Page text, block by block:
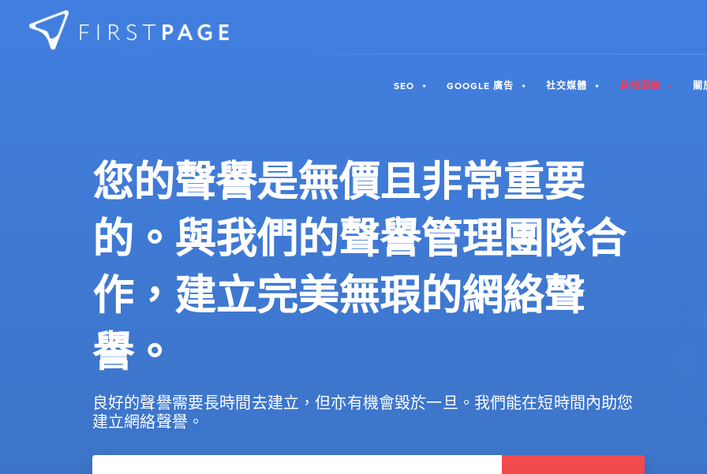
Skip to content
SEO GOOGLE 廣告 社交媒體 其他服務 關
您的聲譽是無價且非常重要
的。與我們的聲譽管理團隊合
作，建立完美無瑕的網絡聲
譽。
良好的聲譽需要長時間去建立，但亦有機會毀於一旦。我們能在短時間內助您
建立網絡聲譽。